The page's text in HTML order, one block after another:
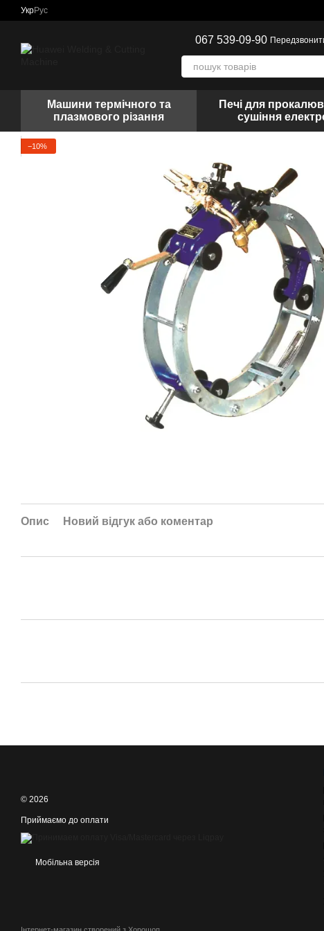
Перейти до основного контенту
УкрРус
067 539-09-90
Машини термічного та
плазмового різання
Печі для
сушіння
−10%
Опис Новий відгук або коментар
© 2026
Приймаємо до оплати
Мобільна версія